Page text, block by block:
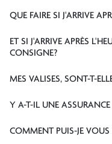
QUE FAIRE SI J'ARRIVE
ET SI J'ARRIVE APRÈS
CONSIGNE?
MES VALISES, SONT-T-
Y A-T-IL UNE
COMMENT PUIS-JE VOUS